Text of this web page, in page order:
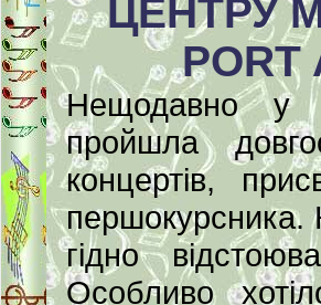
ЦЕНТРУ
PORT
Нещодавно у
пройшла
концертів,
першокурсника.
гідно
Особливо